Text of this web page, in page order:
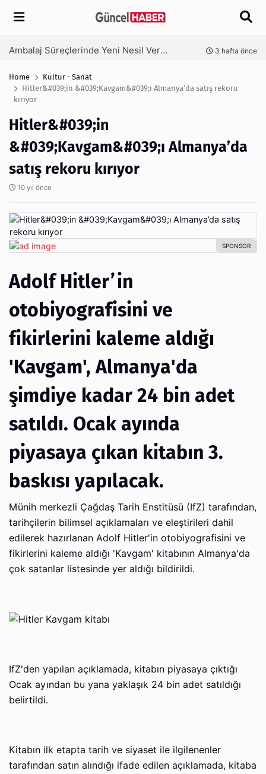
Arama
Ambalaj Süreçlerinde Yeni Nesil Verimliliği Olimpack ile Yakalayın 3 hafta önce
Home
Kültür - Sanat
Hitler&#039;in &#039;Kavgam&#039;ı Almanya’da satış rekoru
kırıyor
Hitler&#039;in
&#039;Kavgam&#039;ı Almanya’da
satış rekoru kırıyor
10 yıl önce
Adolf Hitler’in
otobiyografisini ve
fikirlerini kaleme aldığı
'Kavgam', Almanya'da
şimdiye kadar 24 bin adet
satıldı. Ocak ayında
piyasaya çıkan kitabın 3.
baskısı yapılacak.
Münih merkezli Çağdaş Tarih Enstitüsü (IfZ) tarafından,
tarihçilerin bilimsel açıklamaları ve eleştirileri dahil
edilerek hazırlanan Adolf Hitler'in otobiyografisini ve
fikirlerini kaleme aldığı 'Kavgam' kitabının Almanya'da
çok satanlar listesinde yer aldığı bildirildi.
IfZ'den yapılan açıklamada, kitabın piyasaya çıktığı
Ocak ayından bu yana yaklaşık 24 bin adet satıldığı
belirtildi.
Kitabın ilk etapta tarih ve siyaset ile ilgilenenler
tarafından satın alındığı ifade edilen açıklamada, kitaba